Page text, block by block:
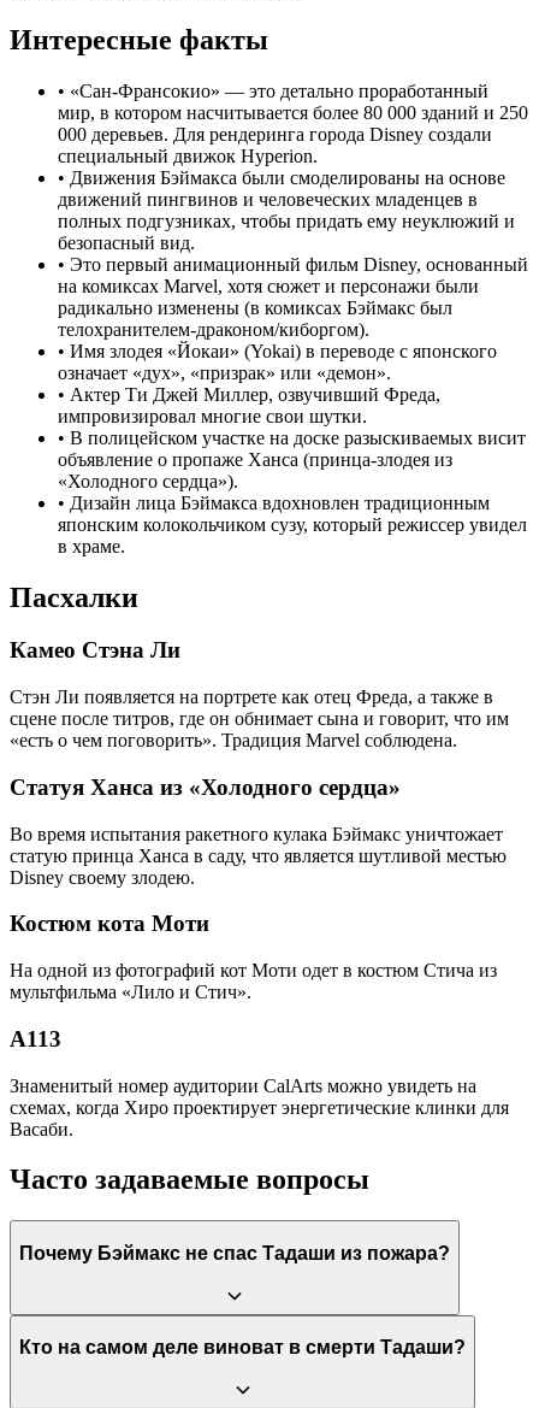
Интересные факты
• «Сан-Франсокио» — это детально проработанный
мир, в котором насчитывается более 80 000 зданий и 250
000 деревьев. Для рендеринга города Disney создали
специальный движок Hyperion.
• Движения Бэймакса были смоделированы на основе
движений пингвинов и человеческих младенцев в
полных подгузниках, чтобы придать ему неуклюжий и
безопасный вид.
• Это первый анимационный фильм Disney, основанный
на комиксах Marvel, хотя сюжет и персонажи были
радикально изменены (в комиксах Бэймакс был
телохранителем-драконом/киборгом).
• Имя злодея «Йокаи» (Yokai) в переводе с японского
означает «дух», «призрак» или «демон».
• Актер Ти Джей Миллер, озвучивший Фреда,
импровизировал многие свои шутки.
• В полицейском участке на доске разыскиваемых висит
объявление о пропаже Ханса (принца-злодея из
«Холодного сердца»).
• Дизайн лица Бэймакса вдохновлен традиционным
японским колокольчиком сузу, который режиссер увидел
в храме.
Пасхалки
Камео Стэна Ли
Стэн Ли появляется на портрете как отец Фреда, а также в
сцене после титров, где он обнимает сына и говорит, что им
«есть о чем поговорить». Традиция Marvel соблюдена.
Статуя Ханса из «Холодного сердца»
Во время испытания ракетного кулака Бэймакс уничтожает
статую принца Ханса в саду, что является шутливой местью
Disney своему злодею.
Костюм кота Моти
На одной из фотографий кот Моти одет в костюм Стича из
мультфильма «Лило и Стич».
А113
Знаменитый номер аудитории CalArts можно увидеть на
схемах, когда Хиро проектирует энергетические клинки для
Васаби.
Часто задаваемые вопросы
Почему Бэймакс не спас Тадаши из пожара?
В момент пожара Бэймакс находился в лаборатории Тадаши в
горящее здание спонтанно, чтобы спасти Каллагана, и не
Кто на самом деле виноват в смерти Тадаши?